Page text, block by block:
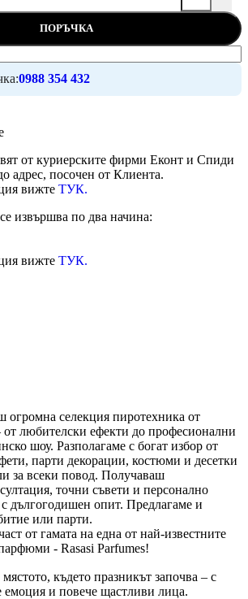
ПОРЪЧКА
0988 354 432
от куриерските фирми Еконт и Спиди
адрес, посочен от Клиента.
вижте ТУК.
извършва по два начина:
вижте ТУК.
селекция пиротехника от
от любителски ефекти до професионални
шоу. Разполагаме с богат избор от
парти декорации, костюми и десетки
за всеки повод. Получаваш
точни съвети и персонално
дългогодишен опит. Предлагаме и
или парти.
от гамата на една от най-известните
- Rasasi Parfumes!
където празникът започва – с
емоция и повече щастливи лица.